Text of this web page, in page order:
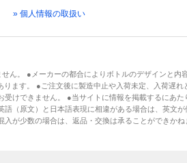
» 個人情報の取扱い
ん。 ●メーカーの都合によりボトルのデザインと内
ます。 ●ご注文後に製造中止や入荷未定、入荷遅れ
けできません。 ●当サイトに情報を掲載するにあた
（原文）と日本語表現に相違がある場合は、英文
が少数の場合は、返品・交換は承ることができかね